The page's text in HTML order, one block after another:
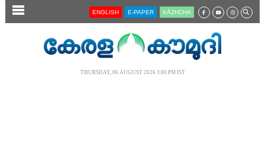
SECTIONS ENGLISH E-PAPER KĀZHCHA
THURSDAY, 06 AUGUST 2026 3.00 PM IST